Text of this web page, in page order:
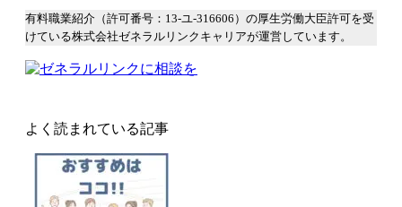
有料職業紹介（許可番号：13-ユ-316606）の厚生労働大臣許可を受
けている株式会社ゼネラルリンクキャリアが運営しています。
よく読まれている記事